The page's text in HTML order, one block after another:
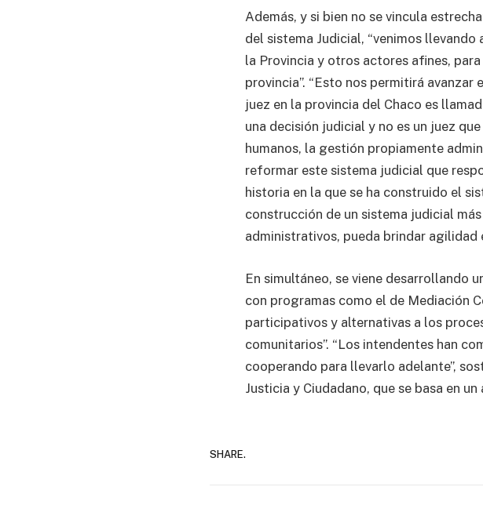
Además, y si bien no se vincula
del sistema Judicial, “venimos
la Provincia y otros actores afines,
provincia”. “Esto nos permitirá
juez en la provincia del Chaco es
una decisión judicial y no es un juez
humanos, la gestión propiamente
reformar este sistema judicial que
historia en la que se ha construido el
construcción de un sistema judicial
administrativos, pueda brindar agilidad
En simultáneo, se viene desarrollando
con programas como el de Mediación
participativos y alternativas a los
comunitarios”. “Los intendentes han
cooperando para llevarlo adelante”,
Justicia y Ciudadano, que se basa en
SHARE.